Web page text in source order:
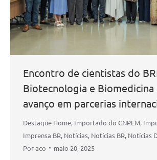
Encontro de cientistas do
Biotecnologia e Biomedicina
avanço em parcerias
Destaque Home, Importado do CNPEM,
Imprensa BR, Notícias, Notícias BR, Notícias
Poraco maio 20, 2025